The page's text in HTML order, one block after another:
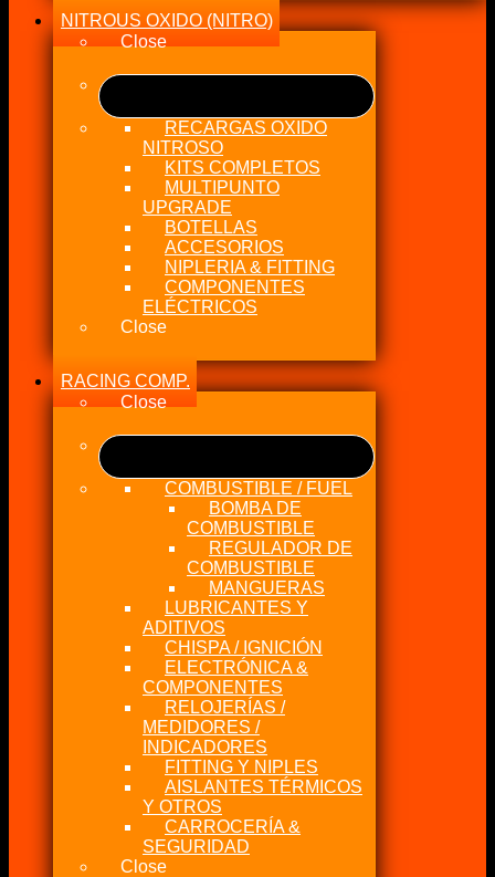
NITROUS OXIDO (NITRO)
Close
RECARGAS OXIDO
NITROSO
KITS COMPLETOS
MULTIPUNTO
UPGRADE
BOTELLAS
ACCESORIOS
NIPLERIA & FITTING
COMPONENTES
ELÉCTRICOS
Close
RACING COMP.
Close
COMBUSTIBLE / FUEL
BOMBA DE
COMBUSTIBLE
REGULADOR DE
COMBUSTIBLE
MANGUERAS
LUBRICANTES Y
ADITIVOS
CHISPA / IGNICIÓN
ELECTRÓNICA &
COMPONENTES
RELOJERÍAS /
MEDIDORES /
INDICADORES
FITTING Y NIPLES
AISLANTES TÉRMICOS
Y OTROS
CARROCERÍA &
SEGURIDAD
Close